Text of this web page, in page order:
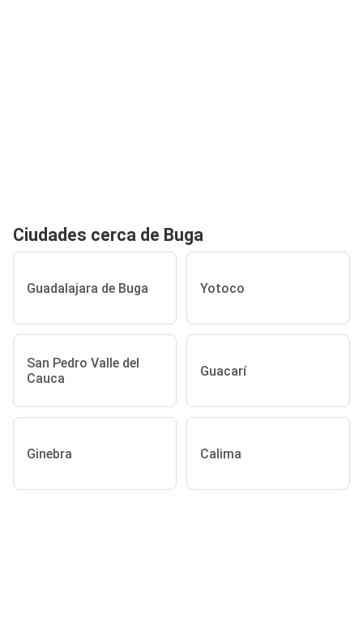
Ciudades cerca de Buga
Guadalajara de Buga Yotoco
San Pedro Valle del
Cauca
Guacarí
Ginebra Calima